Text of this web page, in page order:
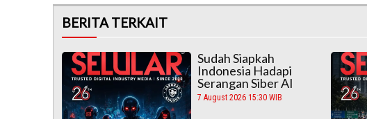
BERITA TERKAIT
Sudah Siapkah
Indonesia Hadapi
Serangan Siber AI
7 August 2026 15:30 WIB